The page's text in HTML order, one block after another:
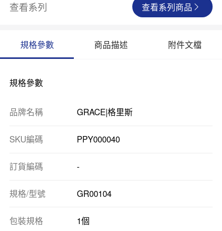
查看系列 查看系列商品
規格參數 商品描述 附件文檔
規格參數
品牌名稱 GRACE|格里斯
SKU編碼 PPY000040
訂貨編碼 -
規格/型號 GR00104
包裝規格 1個